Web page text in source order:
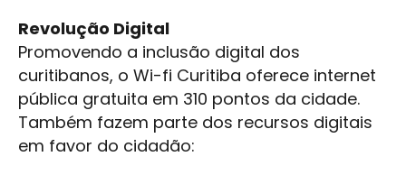
Revolução Digital
Promovendo a inclusão digital dos
curitibanos, o Wi-fi Curitiba oferece internet
pública gratuita em 310 pontos da cidade.
Também fazem parte dos recursos digitais
em favor do cidadão: